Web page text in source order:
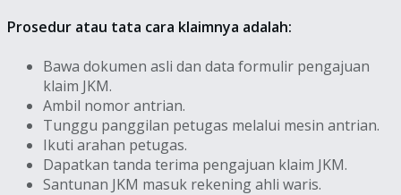
Prosedur atau tata cara klaimnya adalah:
Bawa dokumen asli dan data formulir pengajuan
klaim JKM.
Ambil nomor antrian.
Tunggu panggilan petugas melalui mesin antrian.
Ikuti arahan petugas.
Dapatkan tanda terima pengajuan klaim JKM.
Santunan JKM masuk rekening ahli waris.